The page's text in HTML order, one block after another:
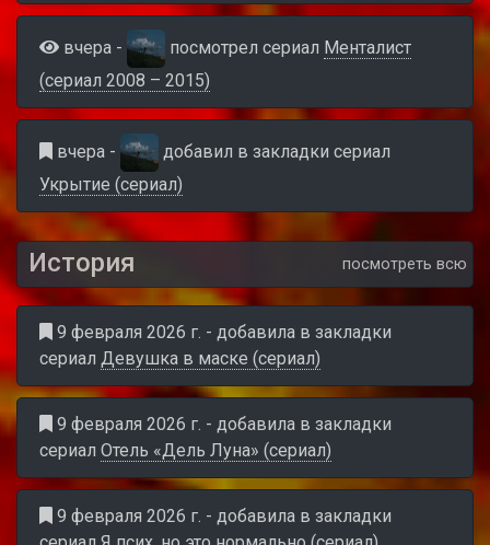
вчера - посмотрел сериал Менталист
(сериал 2008 – 2015)
вчера -
добавил в закладки сериал
Укрытие (сериал)
История посмотреть всю
9 февраля 2026 г. - добавила в закладки
сериал Девушка в маске (сериал)
9 февраля 2026 г. - добавила в закладки
сериал Отель «Дель Луна» (сериал)
9 февраля 2026 г. - добавила в закладки